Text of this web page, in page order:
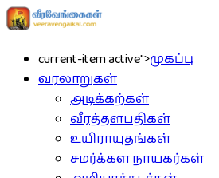
current-item active">முகப்பு
வரலாறுகள்
அடிக்கற்கள்
வீரத்தளபதிகள்
உயிராயுதங்கள்
சமர்க்கள நாயகர்கள்